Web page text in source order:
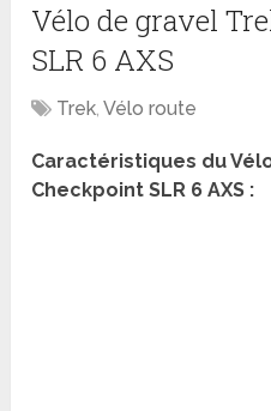
Vélo de gravel
SLR 6 AXS
Trek,Vélo route
Caractéristiques du
Checkpoint SLR 6 AXS :